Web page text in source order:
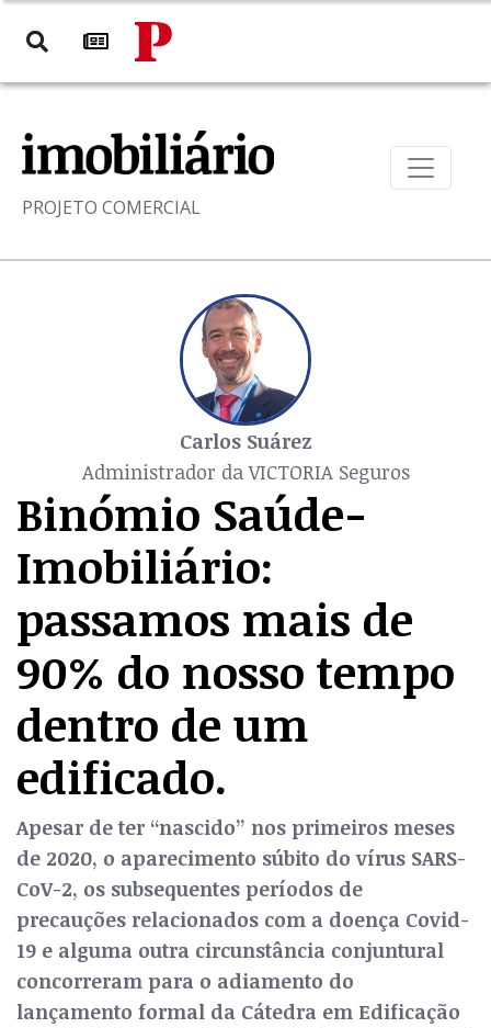
PROJETO COMERCIAL
Carlos Suárez
Administrador da VICTORIA Seguros
Binómio Saúde-
Imobiliário:
passamos mais de
90% do nosso tempo
dentro de um
edificado.
Apesar de ter “nascido” nos primeiros meses
de 2020, o aparecimento súbito do vírus SARS-
CoV-2, os subsequentes períodos de
precauções relacionados com a doença Covid-
19 e alguma outra circunstância conjuntural
concorreram para o adiamento do
lançamento formal da Cátedra em Edificação